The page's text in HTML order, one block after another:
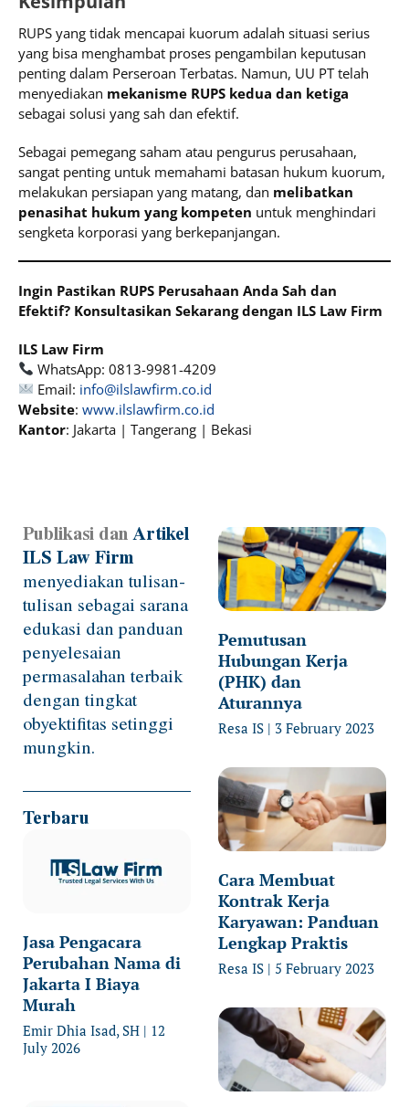
RUPS yang tidak mencapai kuorum adalah situasi serius
yang bisa menghambat proses pengambilan keputusan
penting dalam Perseroan Terbatas. Namun, UU PT telah
menyediakan mekanisme RUPS kedua dan ketiga
sebagai solusi yang sah dan efektif.
Sebagai pemegang saham atau pengurus perusahaan,
sangat penting untuk memahami batasan hukum kuorum,
melakukan persiapan yang matang, dan melibatkan
penasihat hukum yang kompeten untuk menghindari
sengketa korporasi yang berkepanjangan.
Ingin Pastikan RUPS Perusahaan Anda Sah dan
Efektif? Konsultasikan Sekarang dengan ILS Law Firm
ILS Law Firm
WhatsApp: 0813-9981-4209
Email: info@ilslawfirm.co.id
Website: www.ilslawfirm.co.id
Kantor: Jakarta | Tangerang | Bekasi
Publikasi danArtikel
ILS Law Firm
menyediakan tulisan-
tulisan sebagai sarana
edukasi dan panduan
penyelesaian
permasalahan terbaik
dengan tingkat
obyektifitas setinggi
mungkin.
Terbaru
Jasa Pengacara
Perubahan Nama di
Jakarta I Biaya
Murah
Emir Dhia Isad, SH
12
July 2026
Pemutusan
Hubungan Kerja
(PHK) dan
Aturannya
Resa IS 3 February 2023
Cara Membuat
Kontrak Kerja
Karyawan: Panduan
Lengkap Praktis
Resa IS 5 February 2023
PagePagePagePagePage